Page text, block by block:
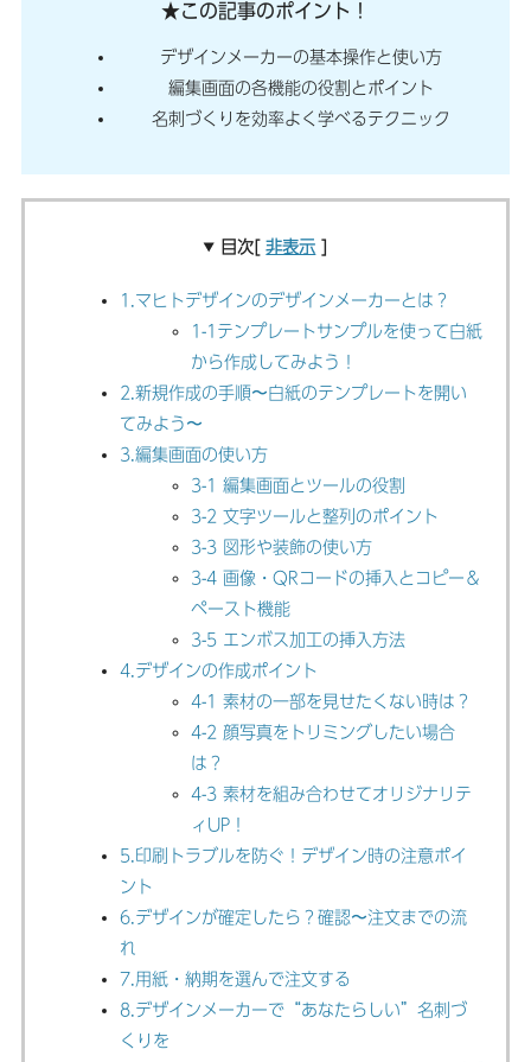
★この記事のポイント！
デザインメーカーの基本操作と使い方
編集画面の各機能の役割とポイント
名刺づくりを効率よく学べるテクニック
目次[非表示
1.マヒトデザインのデザインメーカーとは？
1-1テンプレートサンプルを使って白紙
から作成してみよう！
2.新規作成の手順〜白紙のテンプレートを開い
てみよう〜
3.編集画面の使い方
3-1 編集画面とツールの役割
3-2 文字ツールと整列のポイント
3-3 図形や装飾の使い方
3-4 画像・QRコードの挿入とコピー＆
ペースト機能
3-5 エンボス加工の挿入方法
4.デザインの作成ポイント
4-1 素材の一部を見せたくない時は？
4-2 顔写真をトリミングしたい場合
は？
4-3 素材を組み合わせてオリジナリテ
ィUP！
5.印刷トラブルを防ぐ！デザイン時の注意ポイ
ント
6.デザインが確定したら？確認〜注文までの流
れ
7.用紙・納期を選んで注文する
8.デザインメーカーで“あなたらしい”名刺づ
くりを